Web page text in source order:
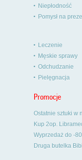
Niepłodność
Pomysł na
Leczenie
Męskie sprawy
Odchudzanie
Pielęgnacja
Promocje
Ostatnie sztuki w
Kup 2op.
Wyprzedaż do -
Druga butelka